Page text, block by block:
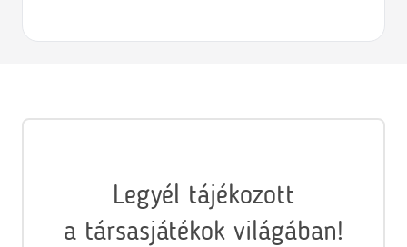
Legyél tájékozott
a társasjátékok világában!